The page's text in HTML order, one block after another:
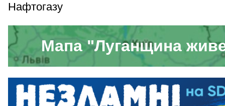
Нафтогазу
Мапа "Луганщина